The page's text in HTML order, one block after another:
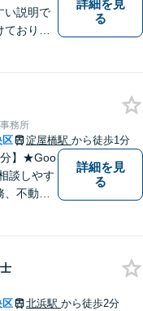
い説明で
おりま
決へと
可】
詳細を見
る
務所
区 淀屋橋駅 から徒歩1分
分】★Goo
談しやす
不動産
けしま
ださ
Zoom面談
詳細を見
る
区 北浜駅 から徒歩2分